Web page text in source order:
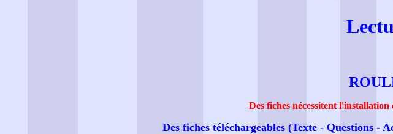
Des fiches nécessitent
Des fiches téléchargeables (Texte - Questions